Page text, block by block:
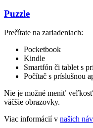
Puzzle
Prečítate na zariadeniach:
Pocketbook
Kindle
Smartfón či tablet s
Počítač s príslušnou
Nie je možné meniť
väčšie obrazovky.
Viac informácií v našich